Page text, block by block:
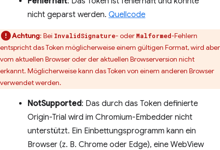
nicht geparst werden. Quellcode
Achtung: Bei InvalidSignature- oder Malformed-Fehlern
entspricht das Token möglicherweise einem gültigen Format, wird aber
vom aktuellen Browser oder der aktuellen Browserversion nicht
erkannt. Möglicherweise kann das Token von einem anderen Browser
verwendet werden.
NotSupported: Das durch das Token definierte
Origin-Trial wird im Chromium-Embedder nicht
unterstützt. Ein Einbettungsprogramm kann ein
Browser (z. B. Chrome oder Edge), eine WebView